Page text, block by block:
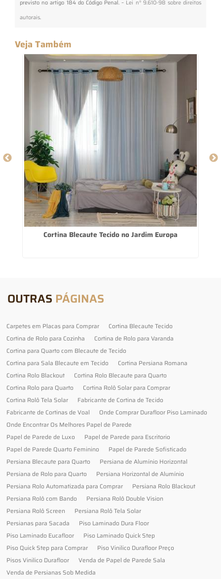
previsto no artigo 184 do Código Penal. – Lei n° 9.610-98 sobre direitos
autorais.
Veja Também
Cortina Blecaute Tecido no Jardim Europa
OUTRAS PÁGINAS
Carpetes em Placas para Comprar
Cortina Blecaute Tecido
Cortina de Rolo para Cozinha
Cortina de Rolo para Varanda
Cortina para Quarto com Blecaute de Tecido
Cortina para Sala Blecaute em Tecido
Cortina Persiana Romana
Cortina Rolo Blackout
Cortina Rolo Blecaute para Quarto
Cortina Rolo para Quarto
Cortina Rolô Solar para Comprar
Cortina Rolô Tela Solar
Fabricante de Cortina de Tecido
Fabricante de Cortinas de Voal
Onde Comprar Durafloor Piso Laminado
Onde Encontrar Os Melhores Papel de Parede
Papel de Parede de Luxo
Papel de Parede para Escritorio
Papel de Parede Quarto Feminino
Papel de Parede Sofisticado
Persiana Blecaute para Quarto
Persiana de Alumínio Horizontal
Persiana de Rolo para Quarto
Persiana Horizontal de Alumínio
Persiana Rolo Automatizada para Comprar
Persiana Rolo Blackout
Persiana Rolô com Bando
Persiana Rolô Double Vision
Persiana Rolô Screen
Persiana Rolô Tela Solar
Persianas para Sacada
Piso Laminado Dura Floor
Piso Laminado Eucafloor
Piso Laminado Quick Step
Piso Quick Step para Comprar
Piso Vinilico Durafloor Preço
Pisos Vinilico Durafloor
Venda de Papel de Parede Sala
Venda de Persianas Sob Medida